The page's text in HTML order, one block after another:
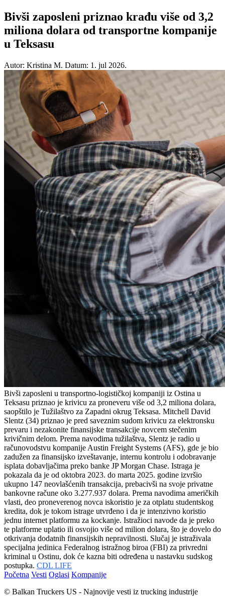
Bivši zaposleni priznao krađu više od 3,2
miliona dolara od transportne kompanije
u Teksasu
Autor: Kristina M. Datum: 1. jul 2026.
Bivši zaposleni u transportno-logističkoj kompaniji iz Ostina u
Teksasu priznao je krivicu za proneveru više od 3,2 miliona dolara,
saopštilo je Tužilaštvo za Zapadni okrug Teksasa. Mitchell David
Slentz (34) priznao je pred saveznim sudom krivicu za elektronsku
prevaru i nezakonite finansijske transakcije novcem stečenim
krivičnim delom. Prema navodima tužilaštva, Slentz je radio u
računovodstvu kompanije Austin Freight Systems (AFS), gde je bio
zadužen za finansijsko izveštavanje, internu kontrolu i odobravanje
isplata dobavljačima preko banke JP Morgan Chase. Istraga je
pokazala da je od oktobra 2023. do marta 2025. godine izvršio
ukupno 147 neovlašćenih transakcija, prebacivši na svoje privatne
bankovne račune oko 3.277.937 dolara. Prema navodima američkih
vlasti, deo proneverenog novca iskoristio je za otplatu studentskog
kredita, dok je tokom istrage utvrđeno i da je intenzivno koristio
jednu internet platformu za kockanje. Istražioci navode da je preko
te platforme uplatio ili osvojio više od milion dolara, što je dovelo do
otkrivanja dodatnih finansijskih nepravilnosti. Slučaj je istraživala
specijalna jedinica Federalnog istražnog biroa (FBI) za privredni
kriminal u Ostinu, dok će kazna biti određena u nastavku sudskog
postupka. CDL LIFE
Početna Vesti Oglasi Kompanije
© Balkan Truckers US - Najnovije vesti iz trucking industrije